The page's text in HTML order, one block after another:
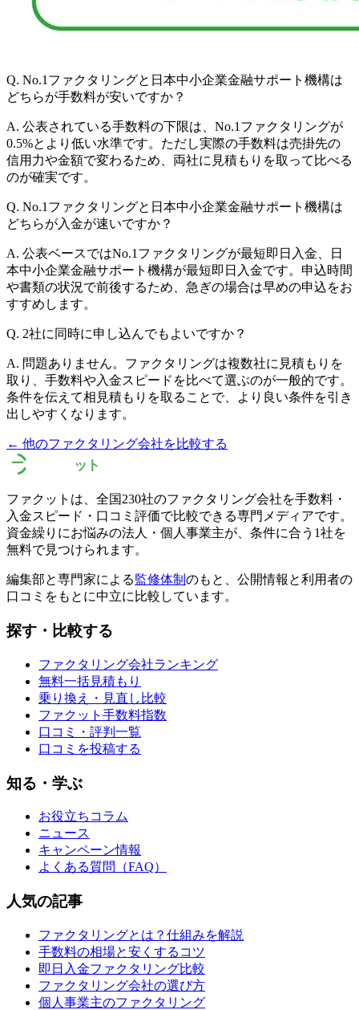
Q. No.1ファクタリングと日本中小企業金融サポート機構は
どちらが手数料が安いですか？
A. 公表されている手数料の下限は、No.1ファクタリングが
0.5%とより低い水準です。ただし実際の手数料は売掛先の
信用力や金額で変わるため、両社に見積もりを取って比べる
のが確実です。
Q. No.1ファクタリングと日本中小企業金融サポート機構は
どちらが入金が速いですか？
A. 公表ベースではNo.1ファクタリングが最短即日入金、日
本中小企業金融サポート機構が最短即日入金です。申込時間
や書類の状況で前後するため、急ぎの場合は早めの申込をお
すすめします。
Q. 2社に同時に申し込んでもよいですか？
A. 問題ありません。ファクタリングは複数社に見積もりを
取り、手数料や入金スピードを比べて選ぶのが一般的です。
条件を伝えて相見積もりを取ることで、より良い条件を引き
出しやすくなります。
← 他のファクタリング会社を比較する
ファクットは、全国230社のファクタリング会社を手数料・
入金スピード・口コミ評価で比較できる専門メディアです。
資金繰りにお悩みの法人・個人事業主が、条件に合う1社を
無料で見つけられます。
編集部と専門家による監修体制 のもと、公開情報と利用者の
口コミをもとに中立に比較しています。
探す・比較する
ファクタリング会社ランキング
無料一括見積もり
乗り換え・見直し比較
ファクット手数料指数
口コミ・評判一覧
口コミを投稿する
知る・学ぶ
お役立ちコラム
ニュース
キャンペーン情報
よくある質問（FAQ）
人気の記事
ファクタリングとは？仕組みを解説
手数料の相場と安くするコツ
即日入金ファクタリング比較
ファクタリング会社の選び方
個人事業主のファクタリング